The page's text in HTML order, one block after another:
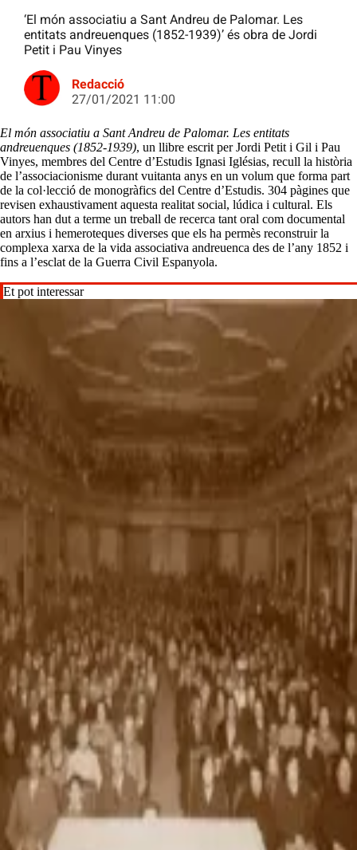
‘El món associatiu a Sant Andreu de Palomar. Les
entitats andreuenques (1852-1939)’ és obra de Jordi
Petit i Pau Vinyes
Redacció
27/01/2021 11:00
El món associatiu a Sant Andreu de Palomar. Les entitats
andreuenques (1852-1939), un llibre escrit per Jordi Petit i Gil i Pau
Vinyes, membres del Centre d’Estudis Ignasi Iglésias, recull la història
de l’associacionisme durant vuitanta anys en un volum que forma part
de la col·lecció de monogràfics del Centre d’Estudis. 304 pàgines que
revisen exhaustivament aquesta realitat social, lúdica i cultural. Els
autors han dut a terme un treball de recerca tant oral com documental
en arxius i hemeroteques diverses que els ha permès reconstruir la
complexa xarxa de la vida associativa andreuenca des de l’any 1852 i
fins a l’esclat de la Guerra Civil Espanyola.
Et pot interessar